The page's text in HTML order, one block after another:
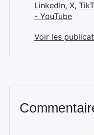
LinkedIn, X,
- YouTube
Voir les